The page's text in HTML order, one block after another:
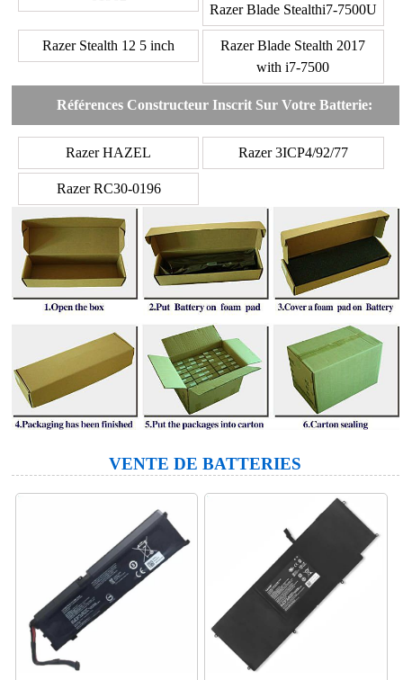
Razer Blade Stealthi7-7500U
Razer Stealth 12 5 inch
Razer Blade Stealth 2017
with i7-7500
Références Constructeur Inscrit Sur Votre Batterie:
Razer HAZEL Razer 3ICP4/92/77
Razer RC30-0196
VENTE DE BATTERIES